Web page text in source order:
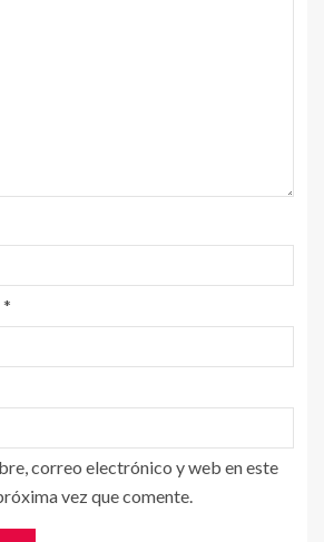
*
correo electrónico y web en este
vez que comente.